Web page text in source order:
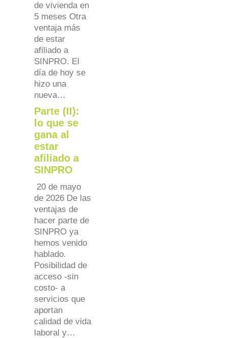
de vivienda en
5 meses Otra
ventaja más
de estar
afiliado a
SINPRO. El
día de hoy se
hizo una
nueva…
Parte (II):
lo que se
gana al
estar
afiliado a
SINPRO
20 de mayo
de 2026 De las
ventajas de
hacer parte de
SINPRO ya
hemos venido
hablado.
Posibilidad de
acceso -sin
costo- a
servicios que
aportan
calidad de vida
laboral y…